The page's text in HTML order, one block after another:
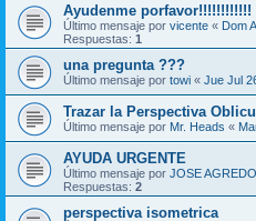
Ayudenme porfavor!!!!!!!!!!!!
Último mensaje por vicente « Dom
Respuestas: 1
una pregunta ???
Último mensaje por towi « Jue Jul
Trazar la Perspectiva
Último mensaje por Mr. Heads «
AYUDA URGENTE
Último mensaje por JOSE AGREDO
Respuestas: 2
perspectiva isometrica